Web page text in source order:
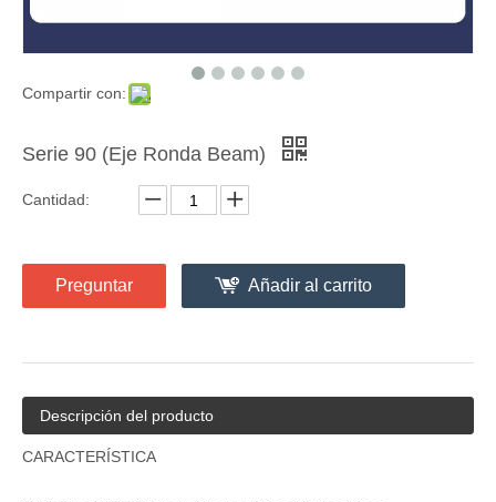
Compartir con:
Serie 90 (Eje ​​Ronda Beam)
Cantidad:
Preguntar Añadir al carrito
Descripción del producto
CARACTERÍSTICA